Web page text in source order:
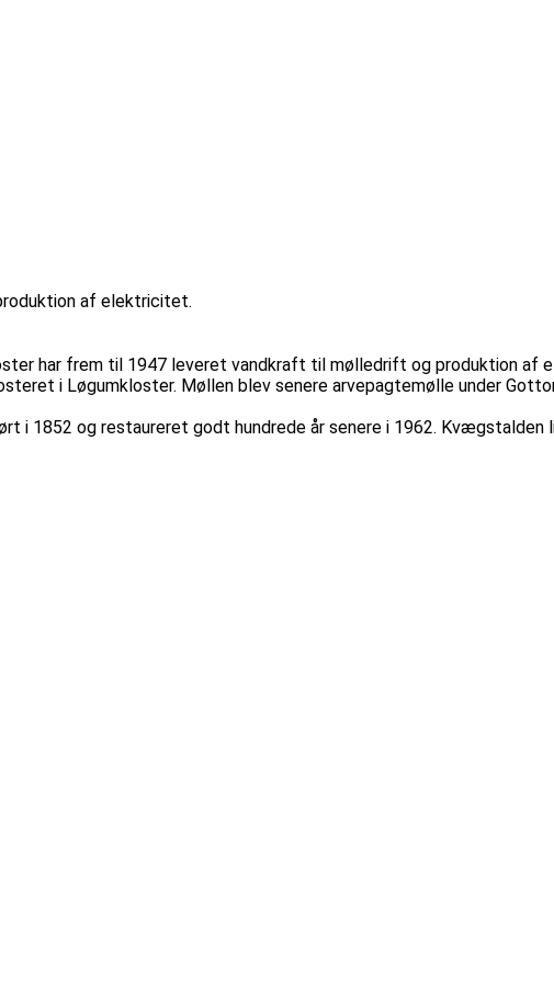
af elektricitet.
har frem til 1947 leveret vandkraft til mølledrift og produktion af
i Løgumkloster. Møllen blev senere arvepagtemølle under
i 1852 og restaureret godt hundrede år senere i 1962. Kvægstalden